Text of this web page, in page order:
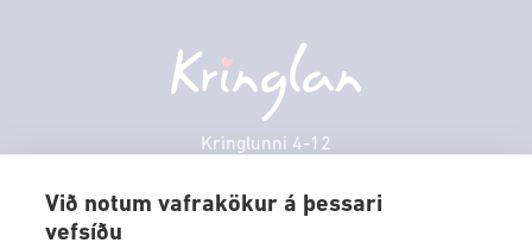
Við notum vafrakökur á þessari
vefsíðu
Kringlunni 4-12
Persónuverndarstefna
Borgarleikhúsið
Ævintýraland
Þriðjudagur